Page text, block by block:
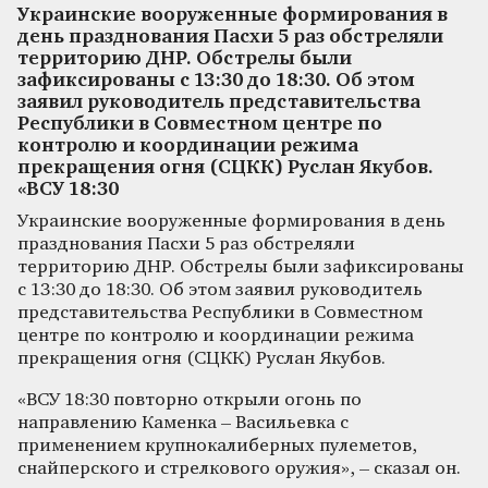
Украинские вооруженные формирования в
день празднования Пасхи 5 раз обстреляли
территорию ДНР. Обстрелы были
зафиксированы с 13:30 до 18:30. Об этом
заявил руководитель представительства
Республики в Совместном центре по
контролю и координации режима
прекращения огня (СЦКК) Руслан Якубов.
«ВСУ 18:30
Украинские вооруженные формирования в день
празднования Пасхи 5 раз обстреляли
территорию ДНР. Обстрелы были зафиксированы
с 13:30 до 18:30. Об этом заявил руководитель
представительства Республики в Совместном
центре по контролю и координации режима
прекращения огня (СЦКК) Руслан Якубов.
«ВСУ 18:30 повторно открыли огонь по
направлению Каменка – Васильевка с
применением крупнокалиберных пулеметов,
снайперского и стрелкового оружия», – сказал он.